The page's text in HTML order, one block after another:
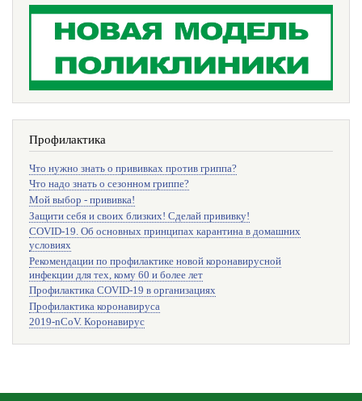
Профилактика
Что нужно знать о прививках против гриппа?
Что надо знать о сезонном гриппе?
Мой выбор - прививка!
Защити себя и своих близких! Сделай прививку!
COVID-19. Об основных принципах карантина в домашних
условиях
Рекомендации по профилактике новой коронавирусной
инфекции для тех, кому 60 и более лет
Профилактика COVID-19 в организациях
Профилактика коронавируса
2019-nCoV. Коронавирус